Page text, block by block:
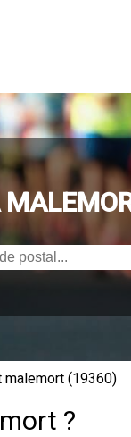
(19360)
?